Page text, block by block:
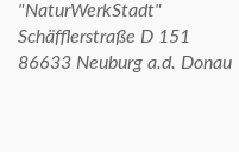
"NaturWerkStadt"
Schäfflerstraße D 151
86633 Neuburg a.d. Donau